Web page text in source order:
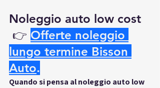
Noleggio auto low cost
👉 Offerte noleggio
lungo termine Bisson
Auto.
Quando si pensa al noleggio auto low